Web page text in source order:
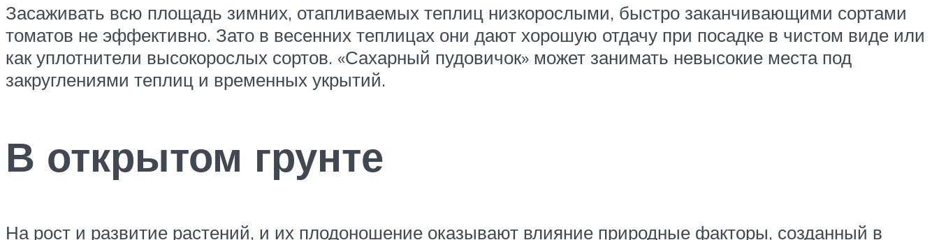
Засаживать всю площадь зимних, отапливаемых теплиц низкорослыми, быстро заканчивающими сортами
томатов не эффективно. Зато в весенних теплицах они дают хорошую отдачу при посадке в чистом виде или
как уплотнители высокорослых сортов. «Сахарный пудовичок» может занимать невысокие места под
закруглениями теплиц и временных укрытий.
В открытом грунте
На рост и развитие растений, и их плодоношение оказывают влияние природные факторы, созданный в